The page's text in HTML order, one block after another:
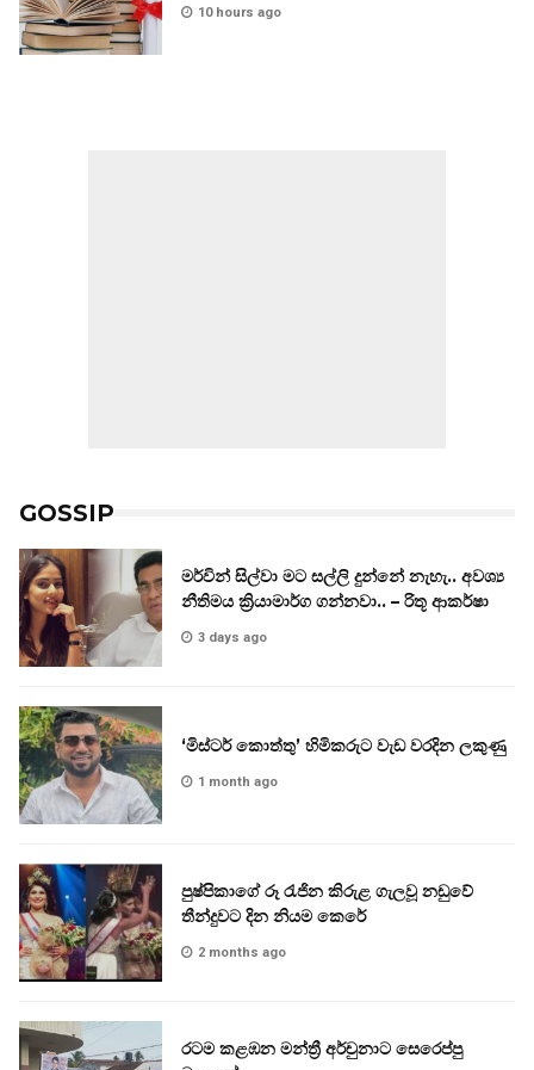
10 hours ago
GOSSIP
මර්වින් සිල්වා මට සල්ලි දුන්නේ නැහැ.. අවශ්‍ය
නීතිමය ක්‍රියාමාර්ග ගන්නවා.. – රිතූ ආකර්ෂා
3 days ago
‘මිස්ටර් කොත්තු’ හිමිකරුට වැඩ වරදින ලකුණු
1 month ago
පුෂ්පිකාගේ රූ රැජින කිරුළ ගැලවූ නඩුවේ
තීන්දුවට දින නියම කෙරේ
2 months ago
රටම කළඹන මන්ත්‍රී අර්චුනාට සෙරෙප්පු